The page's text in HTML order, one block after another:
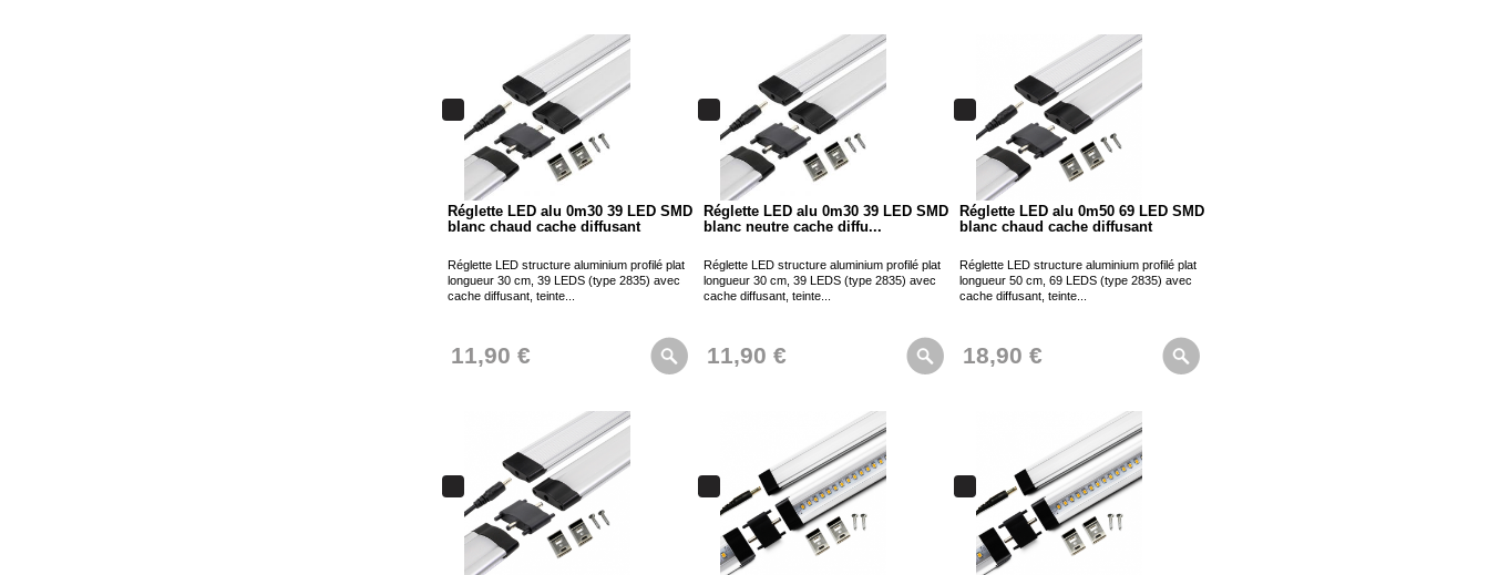
Réglette LED alu 0m30 39 LED SMD
blanc chaud cache diffusant
Réglette LED structure aluminium profilé plat
longueur 30 cm, 39 LEDS (type 2835) avec
cache diffusant, teinte...
11,90 €
Réglette LED alu 0m30 39 LED SMD
blanc neutre cache diffu...
Réglette LED structure aluminium profilé plat
longueur 30 cm, 39 LEDS (type 2835) avec
cache diffusant, teinte...
11,90 €
Réglette LED alu 0m50 69 LED SMD
blanc chaud cache diffusant
Réglette LED structure aluminium profilé plat
longueur 50 cm, 69 LEDS (type 2835) avec
cache diffusant, teinte...
18,90 €